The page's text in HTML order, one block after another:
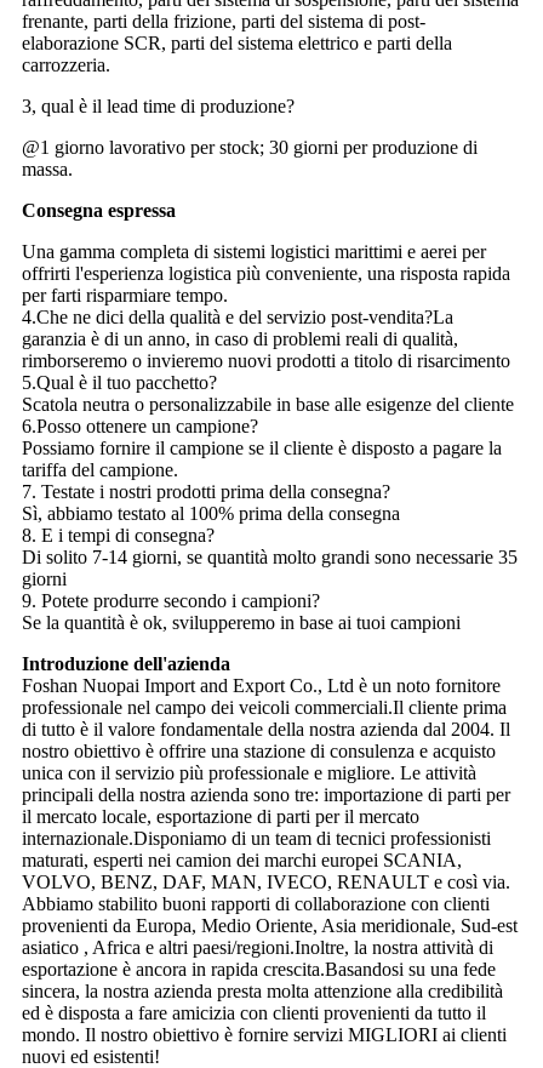
frenante, parti della frizione, parti del sistema di post-
elaborazione SCR, parti del sistema elettrico e parti della
carrozzeria.
3, qual è il lead time di produzione?
@1 giorno lavorativo per stock; 30 giorni per produzione di
massa.
Consegna espressa
Una gamma completa di sistemi logistici marittimi e aerei per
offrirti l'esperienza logistica più conveniente, una risposta rapida
per farti risparmiare tempo.
4.Che ne dici della qualità e del servizio post-vendita?La
garanzia è di un anno, in caso di problemi reali di qualità,
rimborseremo o invieremo nuovi prodotti a titolo di risarcimento
5.Qual è il tuo pacchetto?
Scatola neutra o personalizzabile in base alle esigenze del cliente
6.Posso ottenere un campione?
Possiamo fornire il campione se il cliente è disposto a pagare la
tariffa del campione.
7. Testate i nostri prodotti prima della consegna?
Sì, abbiamo testato al 100% prima della consegna
8. E i tempi di consegna?
Di solito 7-14 giorni, se quantità molto grandi sono necessarie 35
giorni
9. Potete produrre secondo i campioni?
Se la quantità è ok, svilupperemo in base ai tuoi campioni
Introduzione dell'azienda
Foshan Nuopai Import and Export Co., Ltd è un noto fornitore
professionale nel campo dei veicoli commerciali.Il cliente prima
di tutto è il valore fondamentale della nostra azienda dal 2004. Il
nostro obiettivo è offrire una stazione di consulenza e acquisto
unica con il servizio più professionale e migliore. Le attività
principali della nostra azienda sono tre: importazione di parti per
il mercato locale, esportazione di parti per il mercato
internazionale.Disponiamo di un team di tecnici professionisti
maturati, esperti nei camion dei marchi europei SCANIA,
VOLVO, BENZ, DAF, MAN, IVECO, RENAULT e così via.
Abbiamo stabilito buoni rapporti di collaborazione con clienti
provenienti da Europa, Medio Oriente, Asia meridionale, Sud-est
asiatico , Africa e altri paesi/regioni.Inoltre, la nostra attività di
esportazione è ancora in rapida crescita.Basandosi su una fede
sincera, la nostra azienda presta molta attenzione alla credibilità
ed è disposta a fare amicizia con clienti provenienti da tutto il
mondo. Il nostro obiettivo è fornire servizi MIGLIORI ai clienti
nuovi ed esistenti!